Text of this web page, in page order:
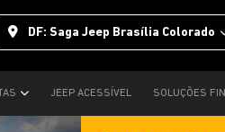
DF: Saga Jeep Brasília Colorado
JEEP ACESSÍVEL SOLUÇÕES